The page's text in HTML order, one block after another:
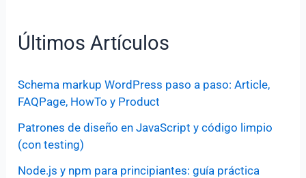
Últimos Artículos
Schema markup WordPress paso a paso: Article,
FAQPage, HowTo y Product
Patrones de diseño en JavaScript y código limpio
(con testing)
Node.js y npm para principiantes: guía práctica